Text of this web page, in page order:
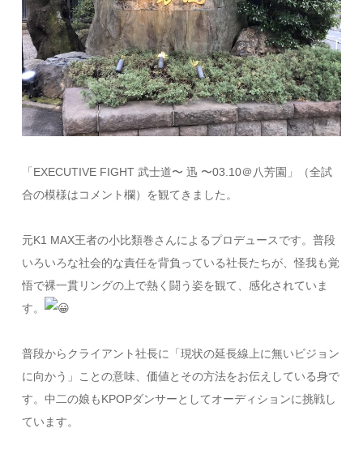
「EXECUTIVE FIGHT 武士道〜 迅 〜03.10＠八芳園」（全試
合の模様はコメント欄）を観てきました。
元K1 MAX王者の小比類巻さんによるプロデュースです。普段
いろいろな社会的な責任を背負っている社長たちが、怪我も覚
悟で裸一貫リングの上で熱く闘う姿を観て、感化されていま
す。
普段からクライアント社長に「現状の延長線上に無いビジョン
に向かう」ことの意味、価値とその方法をお伝えしている身で
す。中二の娘もKPOPダンサーとしてオーディションに挑戦し
ています。